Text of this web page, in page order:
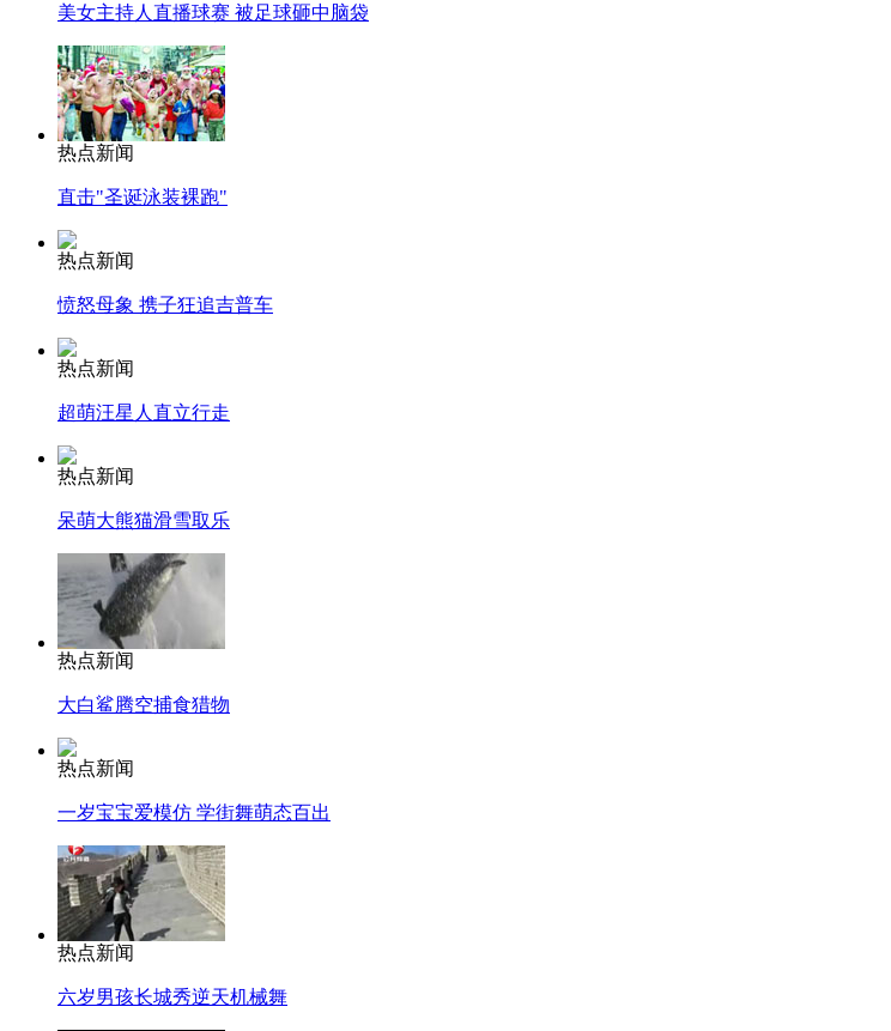
美女主持人直播球赛 被足球砸中脑袋
热点新闻
直击"圣诞泳装裸跑"
热点新闻
愤怒母象 携子狂追吉普车
热点新闻
超萌汪星人直立行走
热点新闻
呆萌大熊猫滑雪取乐
热点新闻
大白鲨腾空捕食猎物
热点新闻
一岁宝宝爱模仿 学街舞萌态百出
热点新闻
六岁男孩长城秀逆天机械舞